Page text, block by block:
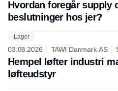
Hvordan foregår supply
beslutninger hos jer?
Lager
03.08.2026 TAWI Danmark AS
Hempel løfter industri
løfteudstyr